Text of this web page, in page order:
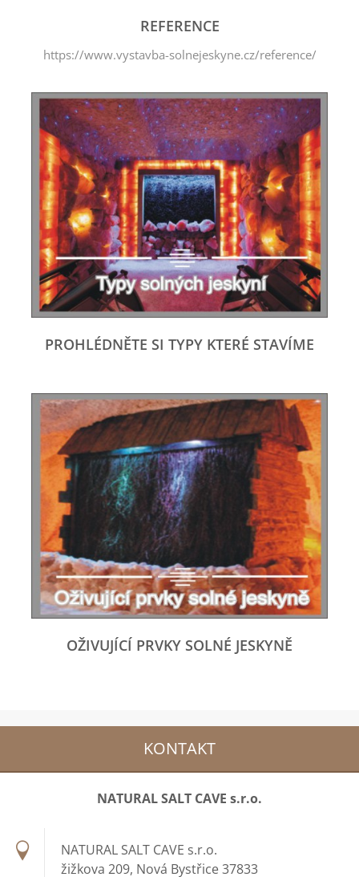
REFERENCE
https://www.vystavba-solnejeskyne.cz/reference/
PROHLÉDNĚTE SI TYPY KTERÉ STAVÍME
OŽIVUJÍCÍ PRVKY SOLNÉ JESKYNĚ
KONTAKT
NATURAL SALT CAVE s.r.o.
NATURAL SALT CAVE s.r.o.
žižkova 209, Nová Bystřice 37833